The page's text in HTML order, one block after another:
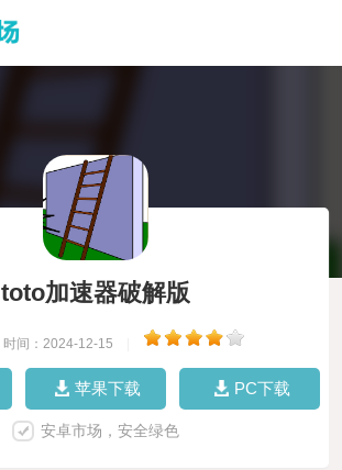
toto加速器破解版
时间：2024-12-15
苹果下载 PC下载
安卓市场，安全绿色